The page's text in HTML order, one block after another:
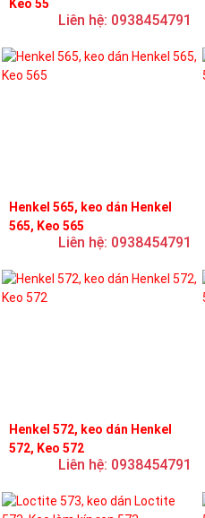
Keo 55
Liên hệ: 0938454791
Henkel 565, keo dán Henkel
565, Keo 565
Liên hệ: 0938454791
Henkel 572, keo dán Henkel
572, Keo 572
Liên hệ: 0938454791